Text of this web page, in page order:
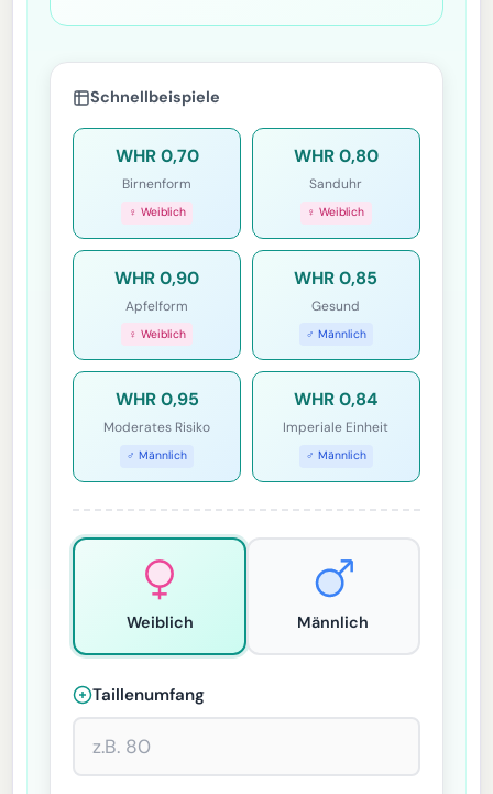
Schnellbeispiele
WHR 0,70
Birnenform
♀ Weiblich
WHR 0,80
Sanduhr
♀ Weiblich
WHR 0,90
Apfelform
♀ Weiblich
WHR 0,85
Gesund
♂ Männlich
WHR 0,95
Moderates Risiko
♂ Männlich
WHR 0,84
Imperiale Einheit
♂ Männlich
Weiblich Männlich
Taillenumfang